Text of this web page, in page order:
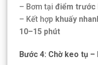
– Bơm tại điểm trước
– Kết hợp khuấy
10–15 phút
Bước 4: Chờ keo tụ –